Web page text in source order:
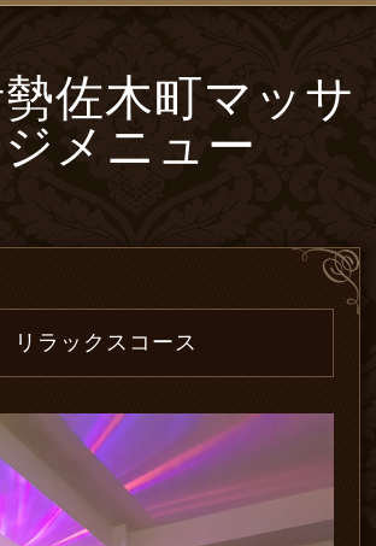
佐木町マッサ
メニュー
リラックスコース